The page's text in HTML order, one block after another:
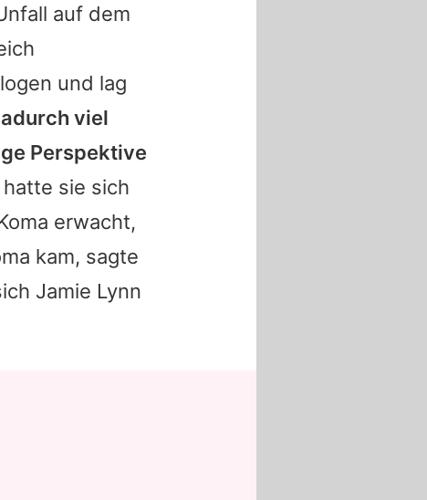
auf dem
und lag
viel
Perspektive
sie sich
erwacht,
kam, sagte
Jamie Lynn